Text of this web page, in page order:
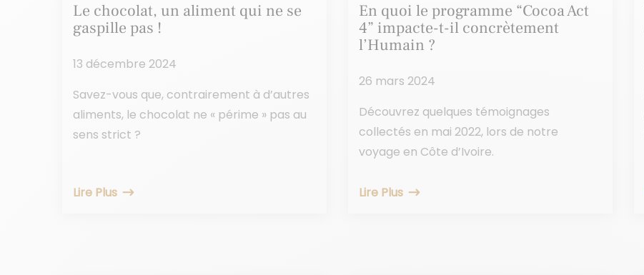
Le chocolat, un aliment qui ne se
gaspille pas !
13 décembre 2024
Savez-vous que, contrairement à d’autres
aliments, le chocolat ne « périme » pas au
sens strict ?
Lire Plus
En quoi le programme “Cocoa Act
4” impacte-t-il concrètement
l’Humain ?
26 mars 2024
Découvrez quelques témoignages
collectés en mai 2022, lors de notre
voyage en Côte d’Ivoire.
Lire Plus